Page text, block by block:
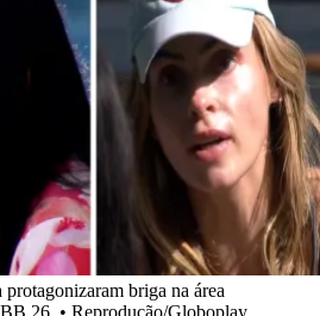
briga na área
26 • Reprodução/Globoplay